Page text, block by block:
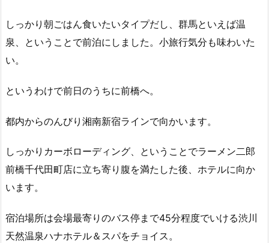
しっかり朝ごはん食いたいタイプだし、群馬といえば温
泉、ということで前泊にしました。小旅行気分も味わいた
い。
というわけで前日のうちに前橋へ。
都内からのんびり湘南新宿ラインで向かいます。
しっかりカーボローディング、ということでラーメン二郎
前橋千代田町店に立ち寄り腹を満たした後、ホテルに向か
います。
宿泊場所は会場最寄りのバス停まで45分程度でいける渋川
天然温泉ハナホテル＆スパをチョイス。